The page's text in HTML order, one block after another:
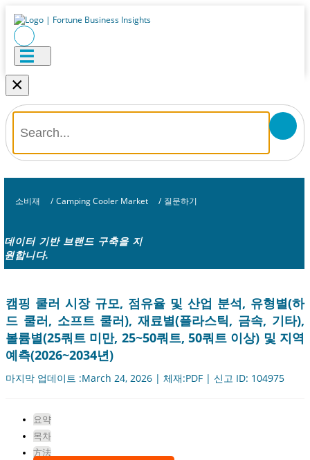
×
소비재 / Camping Cooler Market / 질문하기
데이터 기반 브랜드 구축을 지
원합니다.
캠핑 쿨러 시장 규모, 점유율 및 산업 분석, 유형별(하
드 쿨러, 소프트 쿨러), 재료별(플라스틱, 금속, 기타),
볼륨별(25쿼트 미만, 25~50쿼트, 50쿼트 이상) 및 지역
예측(2026~2034년)
마지막 업데이트 :March 24, 2026 | 체재:PDF | 신고 ID: 104975
요약
목차
方法